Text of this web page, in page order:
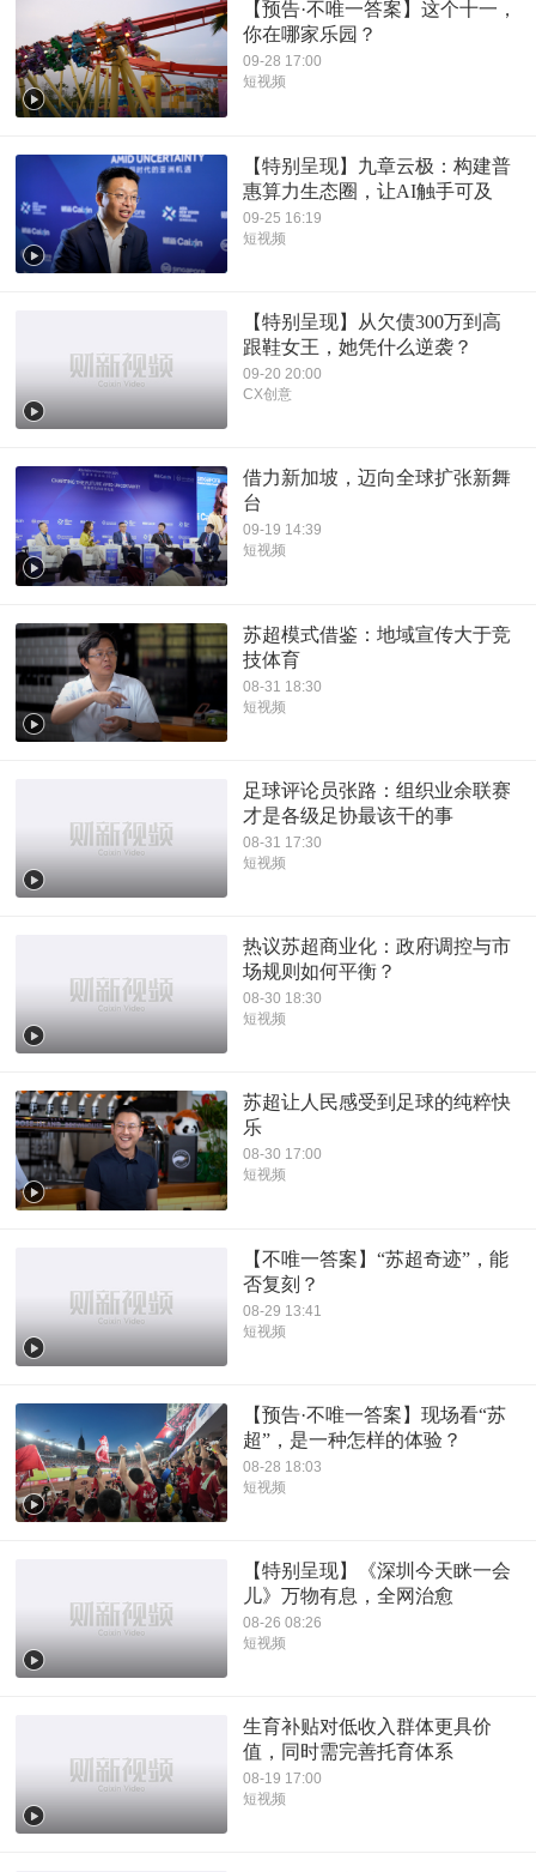
【预告·不唯一答案】这个十一，
你在哪家乐园？
09-28 17:00
短视频
【特别呈现】九章云极：构建普
惠算力生态圈，让AI触手可及
09-25 16:19
短视频
【特别呈现】从欠债300万到高
跟鞋女王，她凭什么逆袭？
09-20 20:00
CX创意
借力新加坡，迈向全球扩张新舞
台
09-19 14:39
短视频
苏超模式借鉴：地域宣传大于竞
技体育
08-31 18:30
短视频
足球评论员张路：组织业余联赛
才是各级足协最该干的事
08-31 17:30
短视频
热议苏超商业化：政府调控与市
场规则如何平衡？
08-30 18:30
短视频
苏超让人民感受到足球的纯粹快
乐
08-30 17:00
短视频
【不唯一答案】“苏超奇迹”，能
否复刻？
08-29 13:41
短视频
【预告·不唯一答案】现场看“苏
超”，是一种怎样的体验？
08-28 18:03
短视频
【特别呈现】《深圳今天眯一会
儿》万物有息，全网治愈
08-26 08:26
短视频
生育补贴对低收入群体更具价
值，同时需完善托育体系
08-19 17:00
短视频